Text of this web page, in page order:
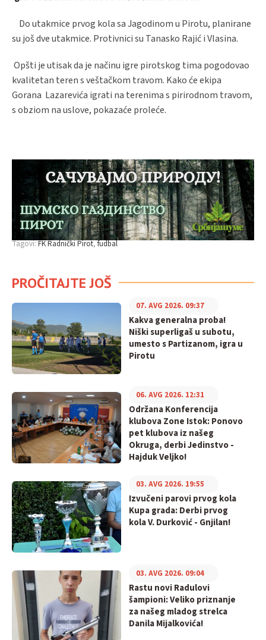
Do utakmice prvog kola sa Jagodinom u Pirotu, planirane
su još dve utakmice. Protivnici su Tanasko Rajić i Vlasina.
Opšti je utisak da je načinu igre pirotskog tima pogodovao
kvalitetan teren s veštačkom travom. Kako će ekipa
Gorana Lazarevića igrati na terenima s pirirodnom travom,
s obziom na uslove, pokazaće proleće.
Tagovi:FK Radnički Pirot fudbal
PROČITAJTE JOŠ
Kakva generalna proba!
Niški superligaš u subotu,
umesto s Partizanom, igra u
Pirotu
07. AVG 2026. 09:37
Održana Konferencija
klubova Zone Istok: Ponovo
pet klubova iz našeg
Okruga, derbi Jedinstvo -
Hajduk Veljko!
06. AVG 2026. 12:31
Izvučeni parovi prvog kola
Kupa grada: Derbi prvog
kola V. Durković - Gnjilan!
03. AVG 2026. 19:55
Rastu novi Radulovi
šampioni: Veliko priznanje
za našeg mladog strelca
Danila Mijalkovića!
03. AVG 2026. 09:04